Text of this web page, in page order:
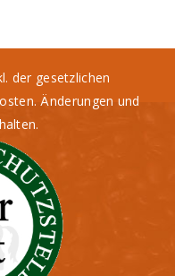
der gesetzlichen
Änderungen und